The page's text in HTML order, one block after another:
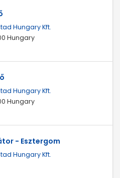
Hungary Kft.
Hungary
Hungary Kft.
Hungary
- Esztergom
Hungary Kft.